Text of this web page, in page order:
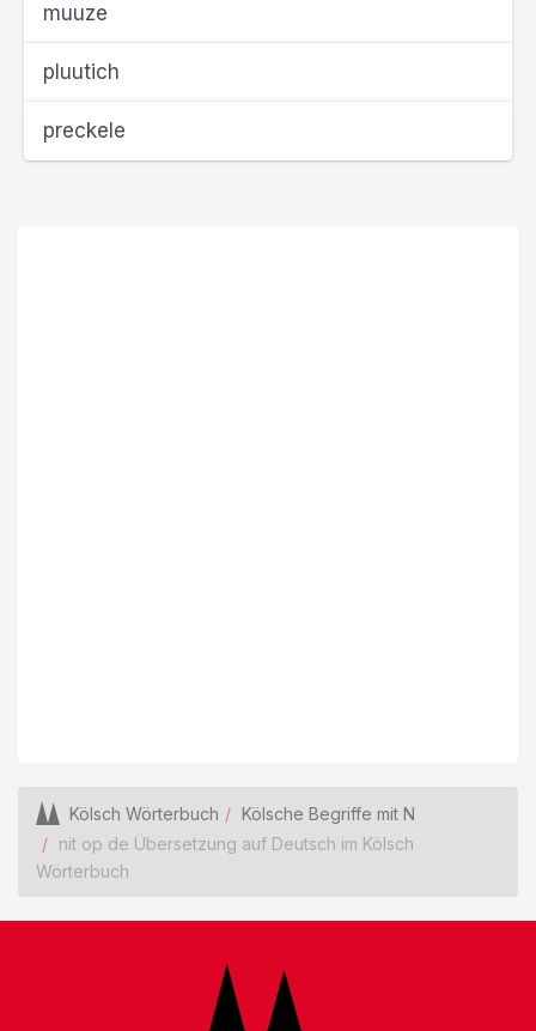
muuze
pluutich
preckele
Kölsch Wörterbuch
Kölsche Begriffe mit N
nit op de Übersetzung auf Deutsch im Kölsch
Wörterbuch